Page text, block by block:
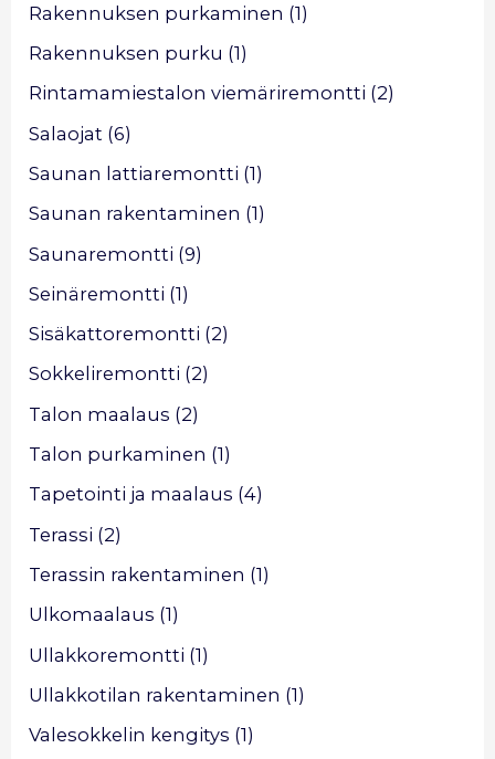
Rakennuksen purkaminen (1)
Rakennuksen purku (1)
Rintamamiestalon viemäriremontti (2)
Salaojat (6)
Saunan lattiaremontti (1)
Saunan rakentaminen (1)
Saunaremontti (9)
Seinäremontti (1)
Sisäkattoremontti (2)
Sokkeliremontti (2)
Talon maalaus (2)
Talon purkaminen (1)
Tapetointi ja maalaus (4)
Terassi (2)
Terassin rakentaminen (1)
Ulkomaalaus (1)
Ullakkoremontti (1)
Ullakkotilan rakentaminen (1)
Valesokkelin kengitys (1)